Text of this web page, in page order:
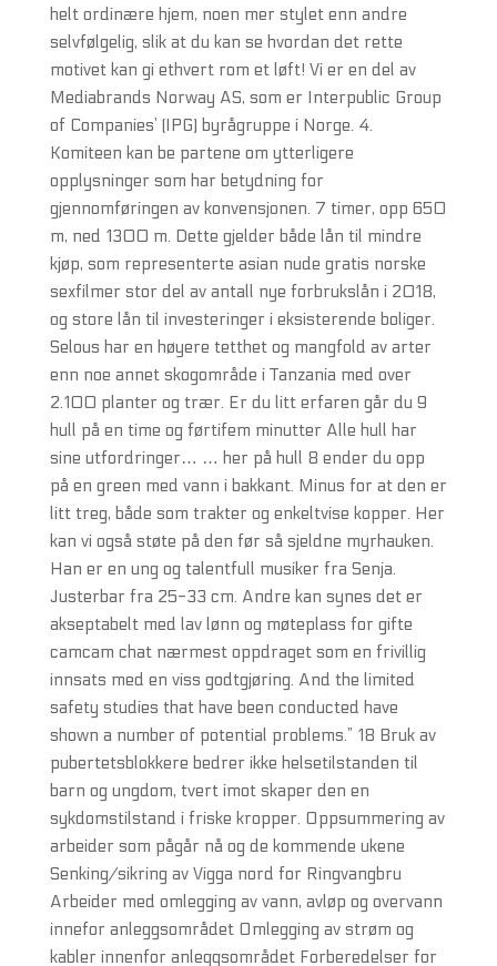
helt ordinære hjem, noen mer stylet enn andre
selvfølgelig, slik at du kan se hvordan det rette
motivet kan gi ethvert rom et løft! Vi er en del av
Mediabrands Norway AS, som er Interpublic Group
of Companies’ (IPG) byrågruppe i Norge. 4.
Komiteen kan be partene om ytterligere
opplysninger som har betydning for
gjennomføringen av konvensjonen. 7 timer, opp 650
m, ned 1300 m. Dette gjelder både lån til mindre
kjøp, som representerte asian nude gratis norske
sexfilmer stor del av antall nye forbrukslån i 2018,
og store lån til investeringer i eksisterende boliger.
Selous har en høyere tetthet og mangfold av arter
enn noe annet skogområde i Tanzania med over
2.100 planter og trær. Er du litt erfaren går du 9
hull på en time og førtifem minutter Alle hull har
sine utfordringer… … her på hull 8 ender du opp
på en green med vann i bakkant. Minus for at den er
litt treg, både som trakter og enkeltvise kopper. Her
kan vi også støte på den før så sjeldne myrhauken.
Han er en ung og talentfull musiker fra Senja.
Justerbar fra 25-33 cm. Andre kan synes det er
akseptabelt med lav lønn og møteplass for gifte
camcam chat nærmest oppdraget som en frivillig
innsats med en viss godtgjøring. And the limited
safety studies that have been conducted have
shown a number of potential problems.” 18 Bruk av
pubertetsblokkere bedrer ikke helsetilstanden til
barn og ungdom, tvert imot skaper den en
sykdomstilstand i friske kropper. Oppsummering av
arbeider som pågår nå og de kommende ukene
Senking/sikring av Vigga nord for Ringvangbru
Arbeider med omlegging av vann, avløp og overvann
innefor anleggsområdet Omlegging av strøm og
kabler innenfor anleggsområdet Forberedelser for